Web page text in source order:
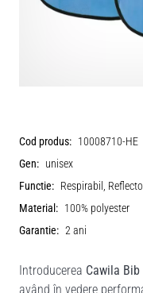
Cod produs: 10008710-HE
Gen: unisex
Functie: Respirabil,
Material: 100% polyester
Garantie: 2 ani
Introducerea Cawila
având în vedere